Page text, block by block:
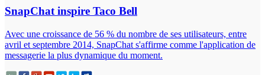
SnapChat inspire Taco Bell
Avec une croissance de 56 % du nombre de ses utilisateurs, entre
avril et septembre 2014, SnapChat s'affirme comme l'application de
messagerie la plus dynamique du moment.